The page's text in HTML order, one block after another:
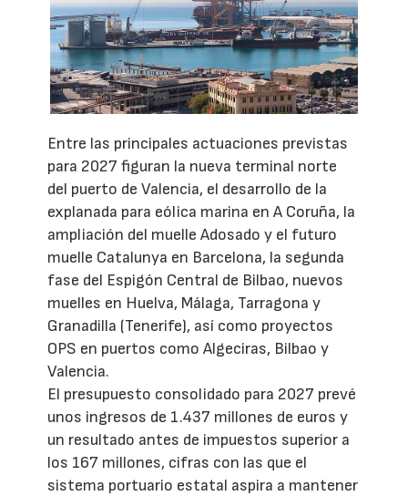
Entre las principales actuaciones previstas
para 2027 figuran la nueva terminal norte
del puerto de Valencia, el desarrollo de la
explanada para eólica marina en A Coruña, la
ampliación del muelle Adosado y el futuro
muelle Catalunya en Barcelona, la segunda
fase del Espigón Central de Bilbao, nuevos
muelles en Huelva, Málaga, Tarragona y
Granadilla (Tenerife), así como proyectos
OPS en puertos como Algeciras, Bilbao y
Valencia.
El presupuesto consolidado para 2027 prevé
unos ingresos de 1.437 millones de euros y
un resultado antes de impuestos superior a
los 167 millones, cifras con las que el
sistema portuario estatal aspira a mantener